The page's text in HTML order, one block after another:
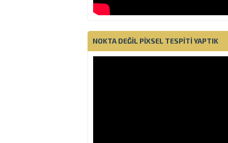
NOKTA DEĞIL PIXSEL TESPITI YAPTIK